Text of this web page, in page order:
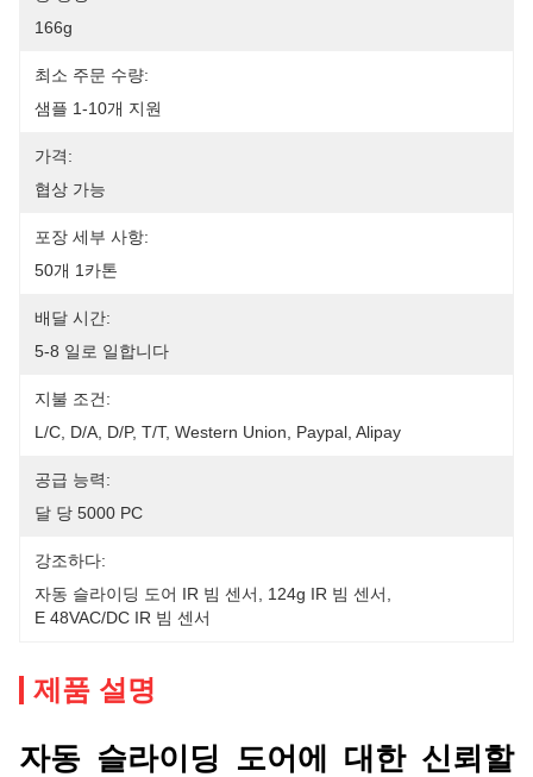
166g
최소 주문 수량:
샘플 1-10개 지원
가격:
협상 가능
포장 세부 사항:
50개 1카톤
배달 시간:
5-8 일로 일합니다
지불 조건:
L/C, D/A, D/P, T/T, Western Union, Paypal, Alipay
공급 능력:
달 당 5000 PC
강조하다:
자동 슬라이딩 도어 IR 빔 센서
124g IR 빔 센서
E 48VAC/DC IR 빔 센서
제품 설명
자동 슬라이딩 도어에 대한 신뢰할